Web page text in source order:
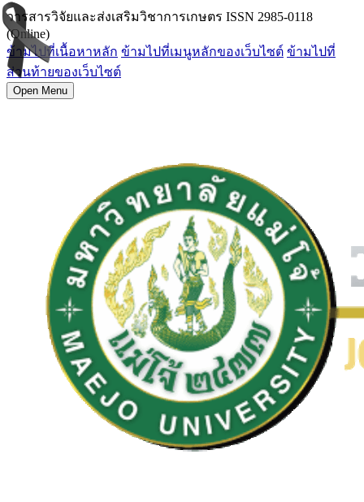
วารสารวิจัยและส่งเสริมวิชาการเกษตร ISSN 2985-0118
(Online)
ข้ามไปที่เนื้อหาหลัก ข้ามไปที่เมนูหลักของเว็บไซต์ ข้ามไปที่
ส่วนท้ายของเว็บไซต์
Open Menu